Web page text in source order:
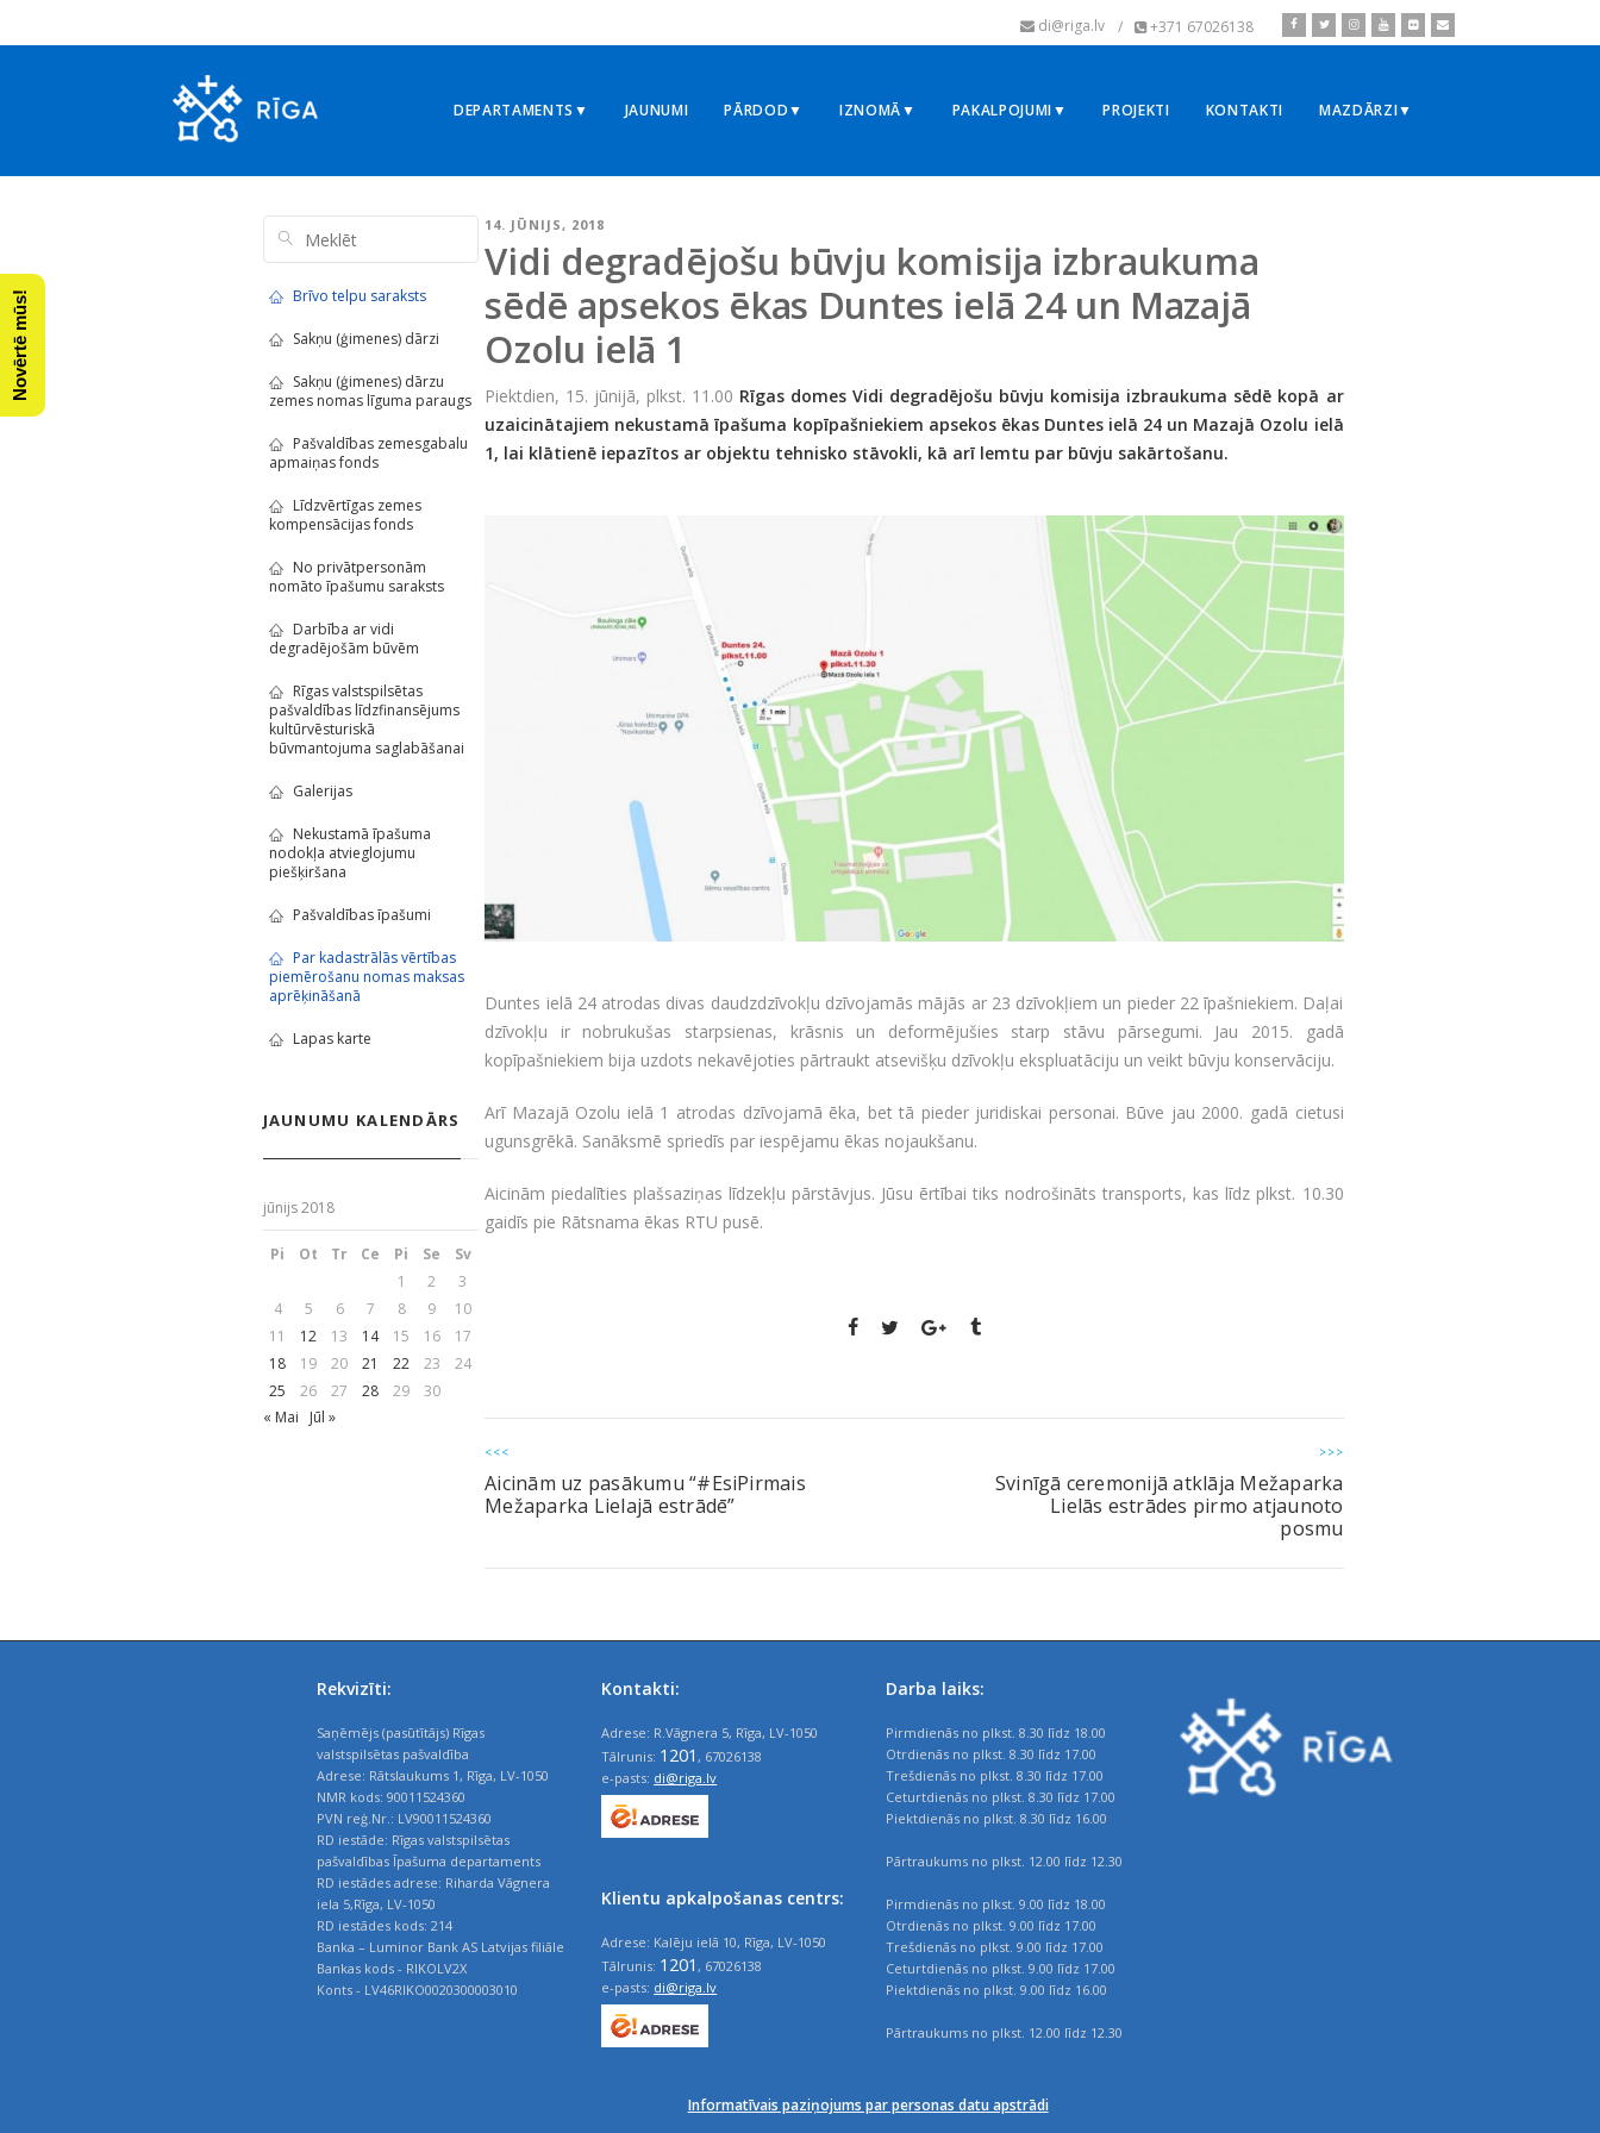
di@riga.lv / +371 67026138
DEPARTAMENTS▼ JAUNUMI PĀRDOD▼ IZNOMĀ▼ PAKALPOJUMI▼ PROJEKTI KONTAKTI MAZDĀRZI▼
14. JŪNIJS, 2018
Vidi degradējošu būvju komisija izbraukuma
sēdē apsekos ēkas Duntes ielā 24 un Mazajā
Ozolu ielā 1
Piektdien, 15. jūnijā, plkst. 11.00 Rīgas domes Vidi degradējošu būvju komisija izbraukuma sēdē kopā ar
uzaicinātajiem nekustamā īpašuma kopīpašniekiem apsekos ēkas Duntes ielā 24 un Mazajā Ozolu ielā
1, lai klātienē iepazītos ar objektu tehnisko stāvokli, kā arī lemtu par būvju sakārtošanu.
Duntes ielā 24 atrodas divas daudzdzīvokļu dzīvojamās mājās ar 23 dzīvokļiem un pieder 22 īpašniekiem. Daļai
dzīvokļu ir nobrukušas starpsienas, krāsnis un deformējušies starp stāvu pārsegumi. Jau 2015. gadā
kopīpašniekiem bija uzdots nekavējoties pārtraukt atsevišķu dzīvokļu ekspluatāciju un veikt būvju konservāciju.
Arī Mazajā Ozolu ielā 1 atrodas dzīvojamā ēka, bet tā pieder juridiskai personai. Būve jau 2000. gadā cietusi
ugunsgrēkā. Sanāksmē spriedīs par iespējamu ēkas nojaukšanu.
Aicinām piedalīties plašsaziņas līdzekļu pārstāvjus. Jūsu ērtībai tiks nodrošināts transports, kas līdz plkst. 10.30
gaidīs pie Rātsnama ēkas RTU pusē.
<<<
Aicinām uz pasākumu “#EsiPirmais
Mežaparka Lielajā estrādē”
>>>
Svinīgā ceremonijā atklāja Mežaparka
Lielās estrādes pirmo atjaunoto
posmu
Brīvo telpu saraksts
Sakņu (ģimenes) dārzi
Sakņu (ģimenes) dārzu
zemes nomas līguma paraugs
Pašvaldības zemesgabalu
apmaiņas fonds
Līdzvērtīgas zemes
kompensācijas fonds
No privātpersonām
nomāto īpašumu saraksts
Darbība ar vidi
degradējošām būvēm
Rīgas valstspilsētas
pašvaldības līdzfinansējums
kultūrvēsturiskā
būvmantojuma saglabāšanai
Galerijas
Nekustamā īpašuma
nodokļa atvieglojumu
piešķiršana
Pašvaldības īpašumi
Par kadastrālās vērtības
piemērošanu nomas maksas
aprēķināšanā
Lapas karte
JAUNUMU KALENDĀRS
jūnijs 2018
Pi Ot Tr Ce Pi Se
Sv
1
2
3
4
5 6 7 8 9
10
11
12 13 14 15 16
17
18
19 20 21 22 23
24
25
26 27 28 29
30
« Mai
Jūl »
Rekvizīti:
Saņēmējs (pasūtītājs) Rīgas
valstspilsētas pašvaldība
Adrese: Rātslaukums 1, Rīga, LV-1050
NMR kods: 90011524360
PVN reģ.Nr.: LV90011524360
RD iestāde: Rīgas valstspilsētas
pašvaldības Īpašuma departaments
RD iestādes adrese: Riharda Vāgnera
iela 5,Rīga, LV-1050
RD iestādes kods: 214
Banka – Luminor Bank AS Latvijas filiāle
Bankas kods - RIKOLV2X
Konts - LV46RIKO0020300003010
Kontakti:
Adrese: R.Vāgnera 5, Rīga, LV-1050
Tālrunis: 1201 , 67026138
e-pasts: di@riga.lv
Klientu apkalpošanas centrs:
Adrese: Kalēju ielā 10, Rīga, LV-1050
Tālrunis: 1201 , 67026138
e-pasts: di@riga.lv
Darba laiks:
Pirmdienās no plkst. 8.30 līdz 18.00
Otrdienās no plkst. 8.30 līdz 17.00
Trešdienās no plkst. 8.30 līdz 17.00
Ceturtdienās no plkst. 8.30 līdz 17.00
Piektdienās no plkst. 8.30 līdz 16.00
Pārtraukums no plkst. 12.00 līdz 12.30
Pirmdienās no plkst. 9.00 līdz 18.00
Otrdienās no plkst. 9.00 līdz 17.00
Trešdienās no plkst. 9.00 līdz 17.00
Ceturtdienās no plkst. 9.00 līdz 17.00
Piektdienās no plkst. 9.00 līdz 16.00
Pārtraukums no plkst. 12.00 līdz 12.30
Informatīvais paziņojums par personas datu apstrādi
Novērtē mūs!